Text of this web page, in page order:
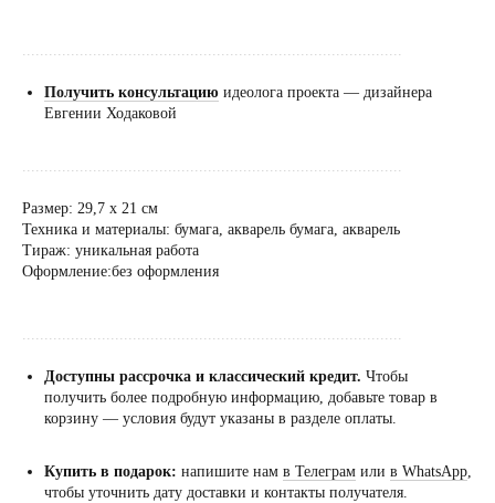
......................................................................................
Получить консультацию идеолога проекта — дизайнера
Евгении Ходаковой
......................................................................................
Размер: 29,7 х 21 см
Техника и материалы: бумага, акварель бумага, акварель
Тираж: уникальная работа
Оформление:без оформления
......................................................................................
Доступны рассрочка и классический кредит. Чтобы
получить более подробную информацию, добавьте товар в
корзину — условия будут указаны в разделе оплаты.
Купить в подарок: напишите нам в Телеграм или в WhatsApp,
чтобы уточнить дату доставки и контакты получателя.